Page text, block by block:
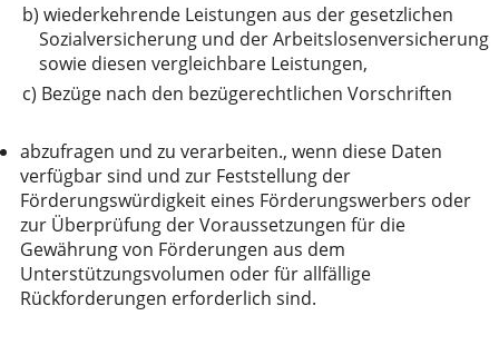
b) wiederkehrende Leistungen aus der gesetzlichen
Sozialversicherung und der Arbeitslosenversicherung
sowie diesen vergleichbare Leistungen,
c) Bezüge nach den bezügerechtlichen Vorschriften
abzufragen und zu verarbeiten., wenn diese Daten
verfügbar sind und zur Feststellung der
Förderungswürdigkeit eines Förderungswerbers oder
zur Überprüfung der Voraussetzungen für die
Gewährung von Förderungen aus dem
Unterstützungsvolumen oder für allfällige
Rückforderungen erforderlich sind.